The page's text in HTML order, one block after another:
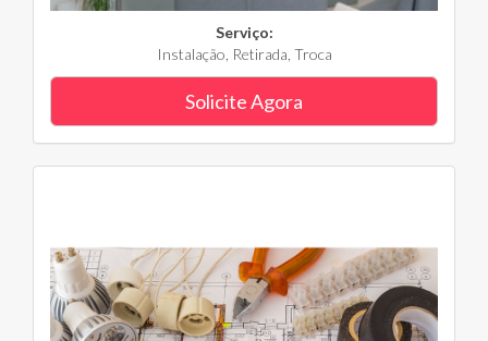
Serviço:
Instalação, Retirada, Troca
Solicite Agora